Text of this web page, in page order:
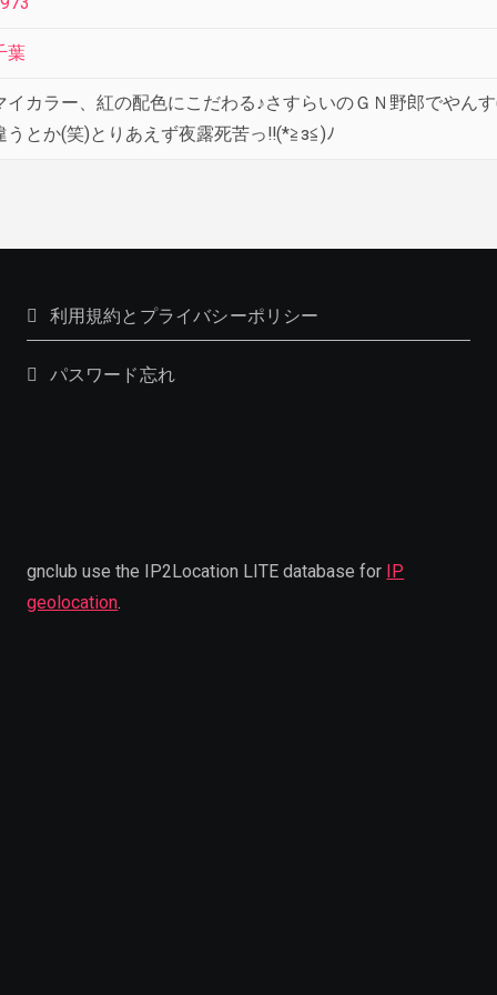
葉
イカラー、紅の配色にこだわる♪さすらいのＧＮ野郎でやん
うとか(笑)とりあえず夜露死苦っ‼(*≧з≦)ﾉ
利用規約とプライバシーポリシー
パスワード忘れ
gnclub use the IP2Location LITE database for IP
geolocation.